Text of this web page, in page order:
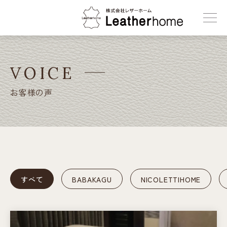
株式会社レザーホーム
VOICE
お客様の声
すべて BABAKAGU NICOLETTIHOME